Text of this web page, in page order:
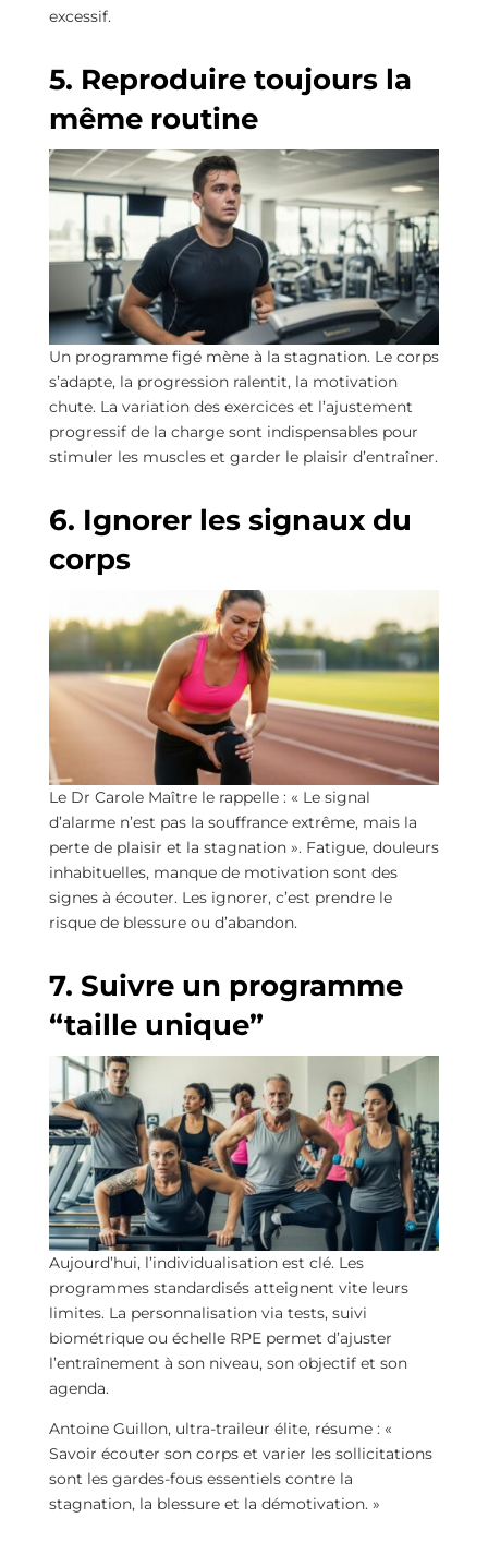
excessif.
5. Reproduire toujours la
même routine
Un programme figé mène à la stagnation. Le corps
s’adapte, la progression ralentit, la motivation
chute. La variation des exercices et l’ajustement
progressif de la charge sont indispensables pour
stimuler les muscles et garder le plaisir d’entraîner.
6. Ignorer les signaux du
corps
Le Dr Carole Maître le rappelle : « Le signal
d’alarme n’est pas la souffrance extrême, mais la
perte de plaisir et la stagnation ». Fatigue, douleurs
inhabituelles, manque de motivation sont des
signes à écouter. Les ignorer, c’est prendre le
risque de blessure ou d’abandon.
7. Suivre un programme
“taille unique”
Aujourd’hui, l’individualisation est clé. Les
programmes standardisés atteignent vite leurs
limites. La personnalisation via tests, suivi
biométrique ou échelle RPE permet d’ajuster
l’entraînement à son niveau, son objectif et son
agenda.
Antoine Guillon, ultra-traileur élite, résume : «
Savoir écouter son corps et varier les sollicitations
sont les gardes-fous essentiels contre la
stagnation, la blessure et la démotivation. »